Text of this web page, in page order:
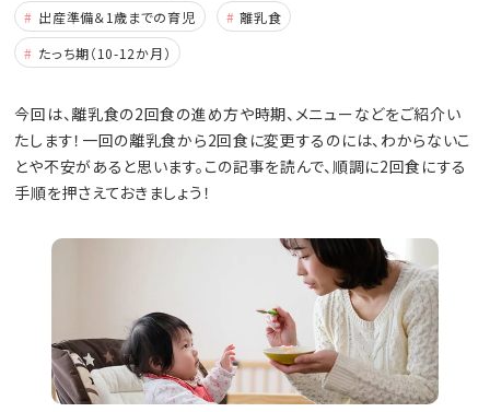
出産準備＆1歳までの育児
離乳食
たっち期（10-12か月）
今回は、離乳食の2回食の進め方や時期、メニューなどをご紹介い
たします！一回の離乳食から2回食に変更するのには、わからないこ
とや不安があると思います。この記事を読んで、順調に2回食にする
手順を押さえておきましょう！